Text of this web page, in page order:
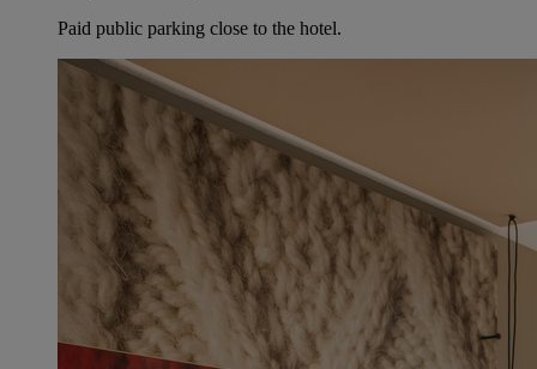
Paid public parking close to the hotel.